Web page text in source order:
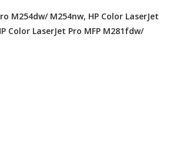
M254dw/ M254nw, HP Color LaserJet
Color LaserJet Pro MFP M281fdw/